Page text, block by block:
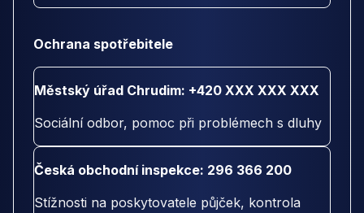
Ochrana spotřebitele
Městský úřad Chrudim: +420 XXX XXX XXX
Sociální odbor, pomoc při problémech s dluhy
Česká obchodní inspekce: 296 366 200
Stížnosti na poskytovatele půjček, kontrola